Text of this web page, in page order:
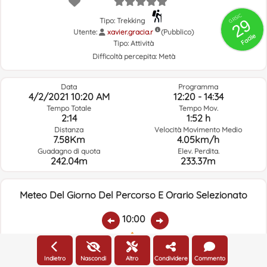
GRSIC
29
Facile
Tipo: Trekking
Utente:
xavier.gracia.r
(Pubblico)
Tipo: Attività
Difficoltà percepita: Metà
Data
4/2/2021 10:20 AM
Tempo Totale
2:14
Distanza
7.58Km
Guadagno di quota
242.04m
Programma
12:20 - 14:34
Tempo Mov.
1:52 h
Velocità Movimento Medio
4.05km/h
Elev. Perdita.
233.37m
Meteo Del Giorno Del Percorso E Orario Selezionato
10:00
Temp.:
15.8ºC 0
Umidità Media:
51%
Velocità Vento:
6.5km/h
Indirizzo Vento:
Indietro Nascondi Altro Condividere Commento